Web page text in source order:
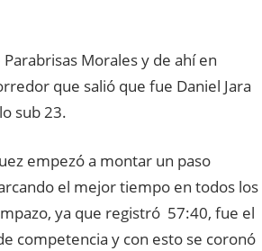
Morales y de ahí en
que salió que fue Daniel Jara
sub 23.
empezó a montar un paso
el mejor tiempo en todos los
ya que registró 57:40, fue el
competencia y con esto se coronó